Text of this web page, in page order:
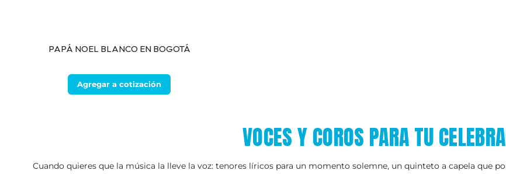
PAPÁ NOEL BLANCO EN BOGOTÁ
Agregar a cotización
VOCES Y COROS PARA TU
Cuando quieres que la música la lleve la voz: tenores líricos para un momento solemne, un quinteto a capela que